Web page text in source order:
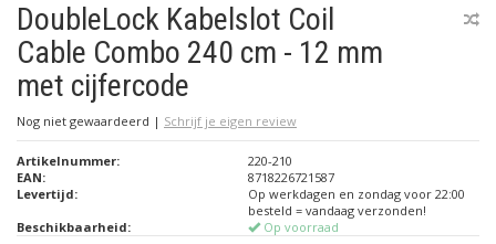
DoubleLock Kabelslot Coil
Cable Combo 240 cm - 12 mm
met cijfercode
Nog niet gewaardeerd | Schrijf je eigen review
Artikelnummer:
220-210
EAN:
8718226721587
Levertijd:
Op werkdagen en zondag voor 22:00
besteld = vandaag verzonden!
Beschikbaarheid:
Op voorraad